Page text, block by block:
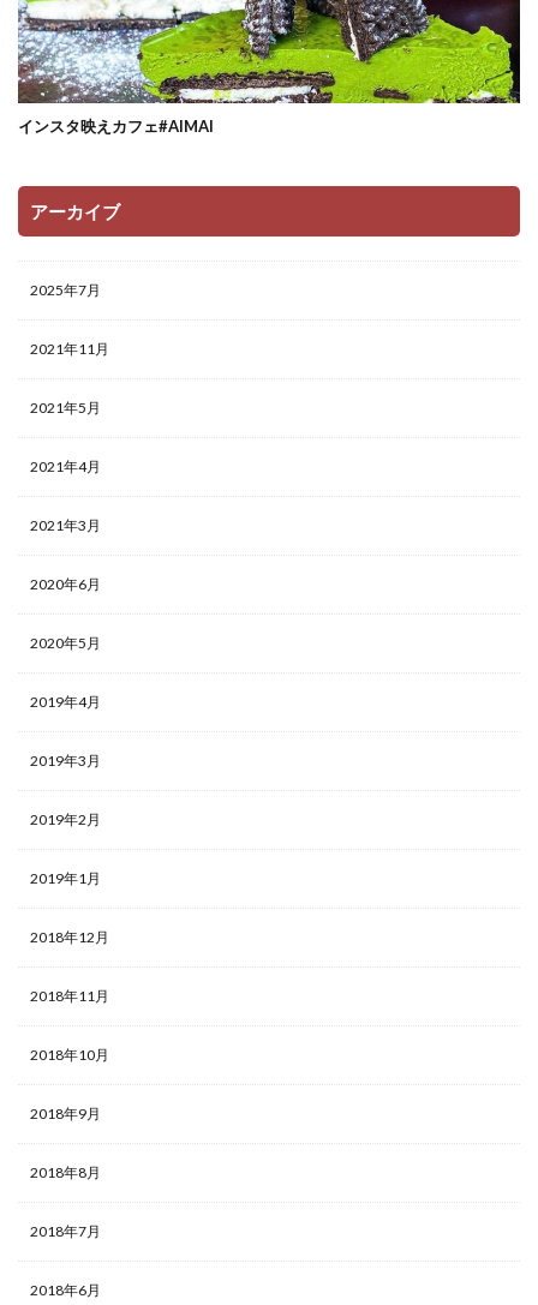
インスタ映えカフェ#AIMAI
アーカイブ
2025年7月
2021年11月
2021年5月
2021年4月
2021年3月
2020年6月
2020年5月
2019年4月
2019年3月
2019年2月
2019年1月
2018年12月
2018年11月
2018年10月
2018年9月
2018年8月
2018年7月
2018年6月